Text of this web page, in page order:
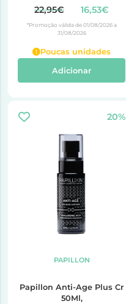
22,95€ 16,53€
*Promoção válida de 01/08/2026 a
31/08/2026
Poucas unidades
Adicionar
20%
PAPILLON
Papillon Anti-Age Plus Cr
50Ml,